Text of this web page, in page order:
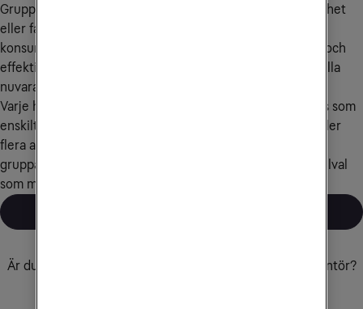
Gruppavtal innebär att en bostadsrättsförening, samfällighet
eller fastighetsägare köper in en eller flera av Tele2s
konsumenttjänster kollektivt för samtliga hushåll. Enkelt och
effektivt. Dessutom blir lägenheterna mer attraktiva för alla
nuvarande och nya boende.
Varje hushåll får tjänster, utrustning och fullservice precis som
enskilt betalande kunder. Gruppavtalet kan omfatta en eller
flera av Tele2s tjänster. Dessutom kan man redan i
gruppavtalen välja mellan olika paket, utrustningar och tillval
som möter alla boendes olika behov.
Är du intresserad av vad Tele2 kan göra som fiberleverantör?